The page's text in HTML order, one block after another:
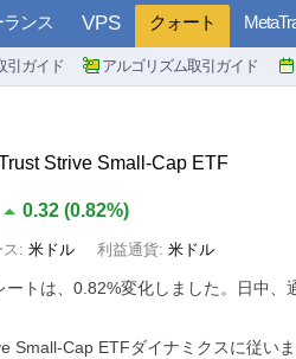
ンス VPS クォート
引ガイド アルゴリズム取引ガイド
Strive Small-Cap ETF
0.32 (0.82%)
ス: 米ドル 利益通貨: 米ドル
トは、 0.82%変化しました。日中、
Small-Cap ETFダイナミクスに従い